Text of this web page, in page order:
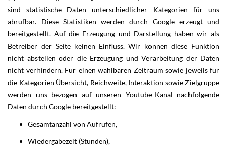
sind statistische Daten unterschiedlicher Kategorien für uns
abrufbar. Diese Statistiken werden durch Google erzeugt und
bereitgestellt. Auf die Erzeugung und Darstellung haben wir als
Betreiber der Seite keinen Einfluss. Wir können diese Funktion
nicht abstellen oder die Erzeugung und Verarbeitung der Daten
nicht verhindern. Für einen wählbaren Zeitraum sowie jeweils für
die Kategorien Übersicht, Reichweite, Interaktion sowie Zielgruppe
werden uns bezogen auf unseren Youtube-Kanal nachfolgende
Daten durch Google bereitgestellt:
Gesamtanzahl von Aufrufen,
Wiedergabezeit (Stunden),